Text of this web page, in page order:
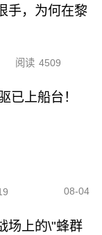
手，为何在黎
阅读 4509
已上船台！
08-04
场上的\"蜂群